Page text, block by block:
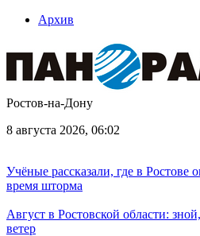
Архив
Ростов-на-Дону
8 августа 2026, 06:02
Учёные рассказали, где в Ростове
время шторма
Август в Ростовской области:
ветер